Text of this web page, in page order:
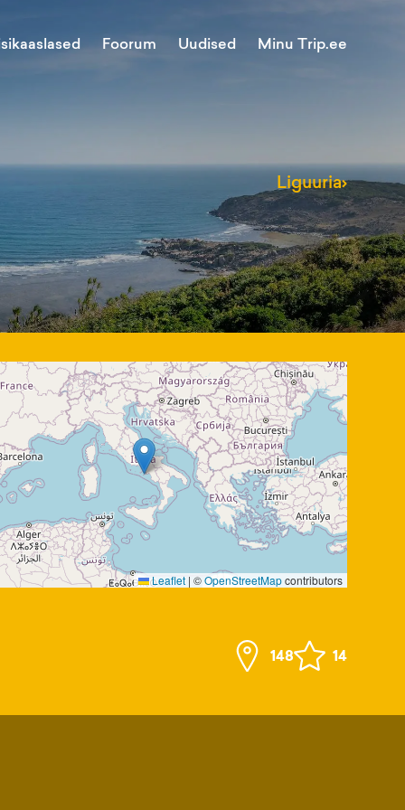
Foorum Uudised Minu Trip.ee
Liguuria›
Leaflet | ©OpenStreetMapcontributors
148 14